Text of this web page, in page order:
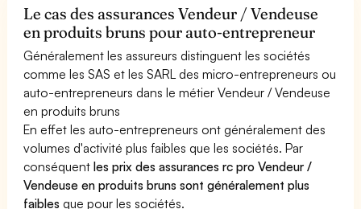
Le cas des assurances Vendeur / Vendeuse
en produits bruns pour auto-entrepreneur
Généralement les assureurs distinguent les sociétés
comme les SAS et les SARL des micro-entrepreneurs ou
auto-entrepreneurs dans le métier Vendeur / Vendeuse
en produits bruns
En effet les auto-entrepreneurs ont généralement des
volumes d'activité plus faibles que les sociétés. Par
conséquentles prix des assurances rc pro Vendeur /
Vendeuse en produits bruns sont généralement plus
faibles que pour les sociétés.